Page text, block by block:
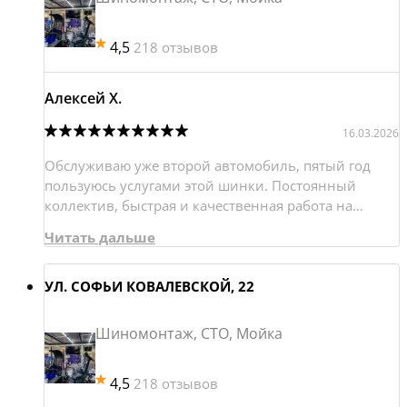
А
Шиномонтаж
Ближайшая запись:сегодня в
12:15
УЛ. КАРБЫШЕВА, Д. 9
Шиномонтаж
4,5 218 отзывов
Алексей Х.
16.03.2026
Обслуживаю уже второй автомобиль, пятый год
пользуюсь услугами этой шинки. Постоянный
коллектив, быстрая и качественная работа на
несуществующие дефекты дисков.
Читать дальше
УЛ. СОФЬИ КОВАЛЕВСКОЙ, 22
Шиномонтаж, СТО, Мойка
4,5 218 отзывов